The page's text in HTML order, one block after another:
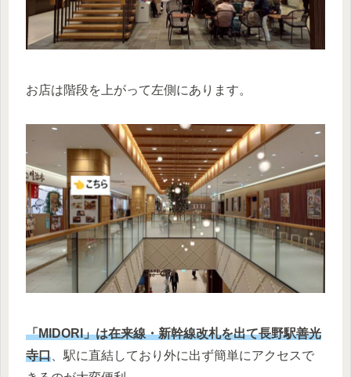
お店は階段を上がって左側にあります。
「MIDORI」は在来線・新幹線改札を出て長野駅善光
寺口 、駅に直結しており外に出ず簡単にアクセスで